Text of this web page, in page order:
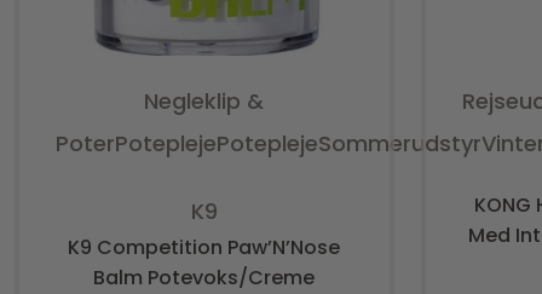
Negleklip &
PoterPoteplejePoteplejeSommerudstyr
K9
K9 Competition Paw’N’Nose
Balm Potevoks/Creme
KONG
Med